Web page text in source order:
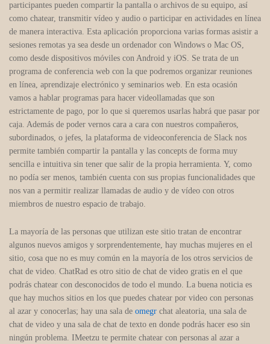
participantes pueden compartir la pantalla o archivos de su equipo, así
como chatear, transmitir vídeo y audio o participar en actividades en línea
de manera interactiva. Esta aplicación proporciona varias formas asistir a
sesiones remotas ya sea desde un ordenador con Windows o Mac OS,
como desde dispositivos móviles con Android y iOS. Se trata de un
programa de conferencia web con la que podremos organizar reuniones
en línea, aprendizaje electrónico y seminarios web. En esta ocasión
vamos a hablar programas para hacer videollamadas que son
estrictamente de pago, por lo que si queremos usarlas habrá que pasar por
caja. Además de poder vernos cara a cara con nuestros compañeros,
subordinados, o jefes, la plataforma de videoconferencia de Slack nos
permite también compartir la pantalla y las concepts de forma muy
sencilla e intuitiva sin tener que salir de la propia herramienta. Y, como
no podía ser menos, también cuenta con sus propias funcionalidades que
nos van a permitir realizar llamadas de audio y de vídeo con otros
miembros de nuestro espacio de trabajo.
La mayoría de las personas que utilizan este sitio tratan de encontrar
algunos nuevos amigos y sorprendentemente, hay muchas mujeres en el
sitio, cosa que no es muy común en la mayoría de los otros servicios de
chat de video. ChatRad es otro sitio de chat de video gratis en el que
podrás chatear con desconocidos de todo el mundo. La buena noticia es
que hay muchos sitios en los que puedes chatear por video con personas
al azar y conocerlas; hay una sala de omegr chat aleatoria, una sala de
chat de video y una sala de chat de texto en donde podrás hacer eso sin
ningún problema. IMeetzu te permite chatear con personas al azar a